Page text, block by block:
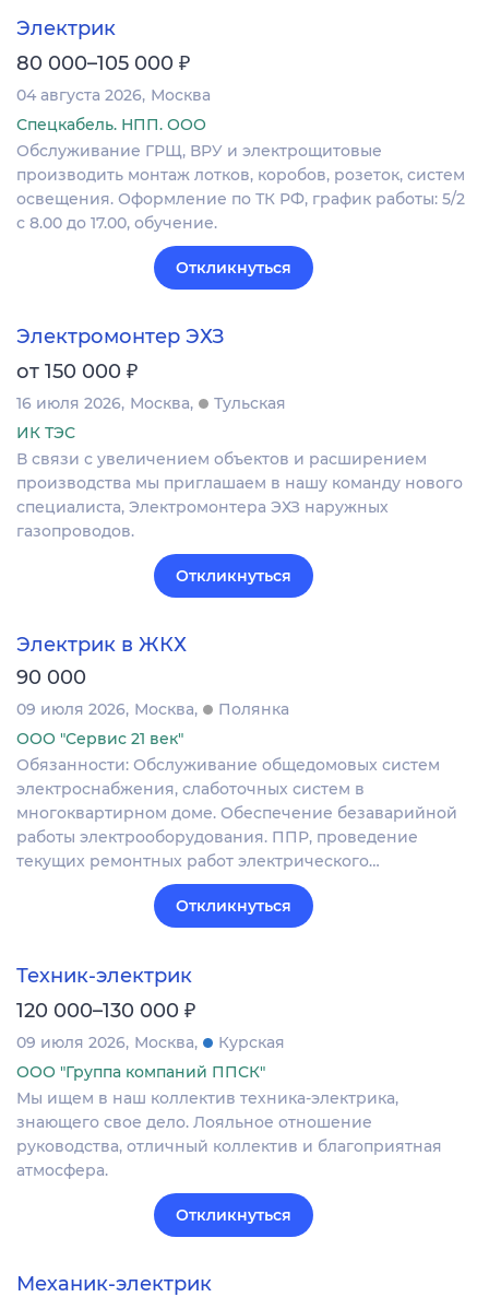
Электрик
80 000–105 000 ₽
04 августа 2026 Москва
Спецкабель. НПП. ООО
Обслуживание ГРЩ, ВРУ и электрощитовые
производить монтаж лотков, коробов, розеток, систем
освещения. Оформление по ТК РФ, график работы: 5/2
с 8.00 до 17.00, обучение.
Откликнуться
Электромонтер ЭХЗ
от 150 000 ₽
16 июля 2026 Москва
Тульская
ИК ТЭС
В связи с увеличением объектов и расширением
производства мы приглашаем в нашу команду нового
специалиста, Электромонтера ЭХЗ наружных
газопроводов.
Откликнуться
Электрик в ЖКХ
90 000
09 июля 2026 Москва
Полянка
ООО "Сервис 21 век"
Обязанности: Обслуживание общедомовых систем
электроснабжения, слаботочных систем в
многоквартирном доме. Обеспечение безаварийной
работы электрооборудования. ППР, проведение
текущих ремонтных работ электрического…
Откликнуться
Техник-электрик
120 000–130 000 ₽
09 июля 2026 Москва
Курская
ООО "Группа компаний ППСК"
Мы ищем в наш коллектив техника-электрика,
знающего свое дело. Лояльное отношение
руководства, отличный коллектив и благоприятная
атмосфера.
Откликнуться
Механик-электрик